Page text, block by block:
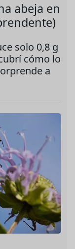
abeja en
solo 0,8 g
cómo lo
a